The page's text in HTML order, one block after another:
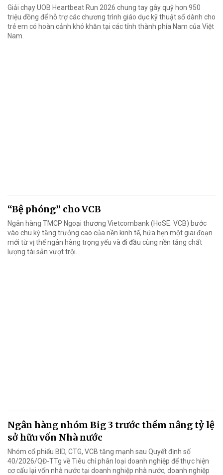
Giải chạy UOB Heartbeat Run 2026 chung tay gây quỹ hơn 950
triệu đồng để hỗ trợ các chương trình giáo dục kỹ thuật số dành cho
trẻ em có hoàn cảnh khó khăn tại các tỉnh thành phía Nam của Việt
Nam.
“Bệ phóng” cho VCB
Ngân hàng TMCP Ngoại thương Vietcombank (HoSE: VCB) bước
vào chu kỳ tăng trưởng cao của nền kinh tế, hứa hẹn một giai đoạn
mới từ vị thế ngân hàng trọng yếu và đi đầu cùng nền tảng chất
lượng tài sản vượt trội.
Ngân hàng nhóm Big 3 trước thềm nâng tỷ lệ
sở hữu vốn Nhà nước
Nhóm cổ phiếu BID, CTG, VCB tăng mạnh sau Quyết định số
40/2026/QĐ-TTg về Tiêu chí phân loại doanh nghiệp để thực hiện
cơ cấu lại vốn nhà nước tại doanh nghiệp nhà nước, doanh nghiệp